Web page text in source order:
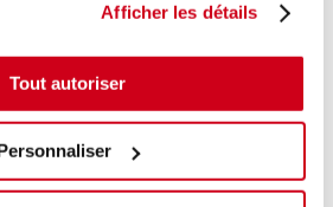
Afficher les détails
Tout autoriser